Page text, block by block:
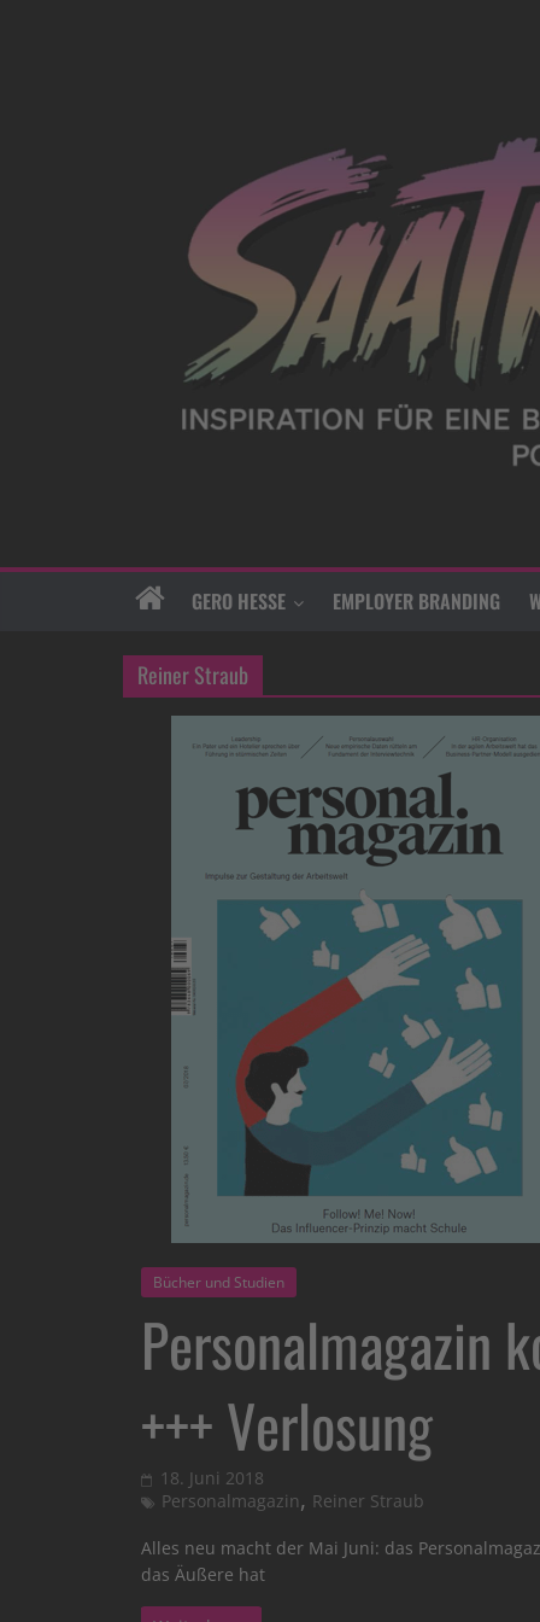
GERO HESSE EMPLOYER BRANDING
Reiner Straub
Bücher und Studien
Personalmagazin
+++ Verlosung
18. Juni 2018
Personalmagazin, Reiner Straub
Alles neu macht der Mai Juni: das
das Äußere hat